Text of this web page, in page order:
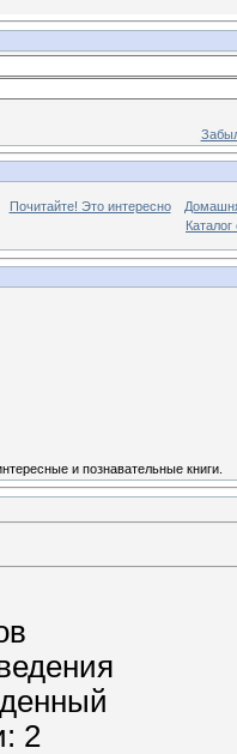
Почитайте! Это интересно
и познавательные книги.
2